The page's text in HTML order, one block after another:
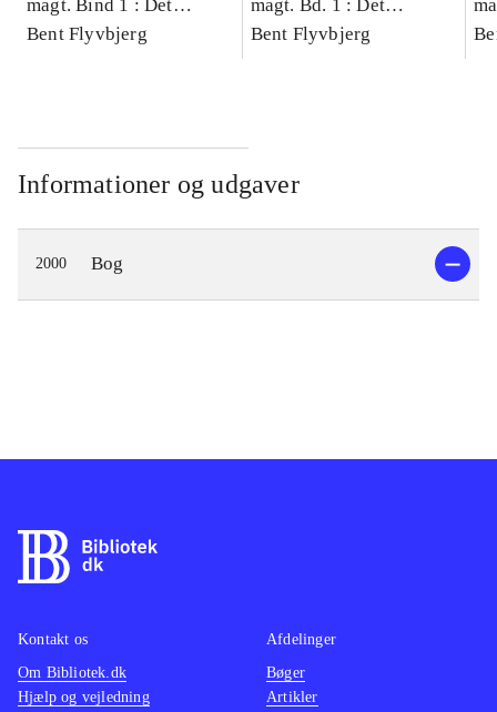
magt. Bind 1 : Det
konkretes videnskab
Bent Flyvbjerg
magt. Bd. 1 : Det
konkretes videnskab
Bent Flyvbjerg
Informationer og udgaver
2000 Bog
Kontakt os
Om Bibliotek.dk
Hjælp og vejledning
Afdelinger
Bøger
Artikler